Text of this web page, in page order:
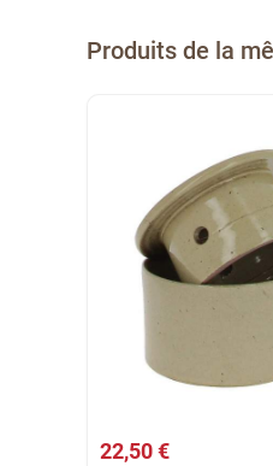
Produits de la
22,50 €